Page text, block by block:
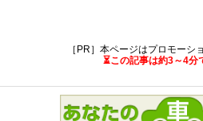
［PR］本ページはプロモーシ
⏳この記事は約3～4分